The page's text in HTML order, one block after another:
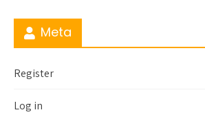
Meta
Register
Log in